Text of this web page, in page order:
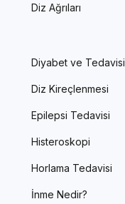
Diz Ağrıları
Diyabet ve Tedavisi
Diz Kireçlenmesi
Epilepsi Tedavisi
Histeroskopi
Horlama Tedavisi
İnme Nedir?